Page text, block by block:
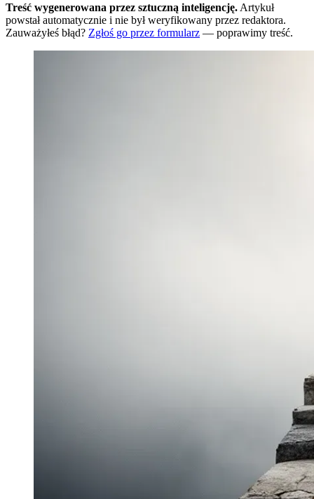
Treść wygenerowana przez sztuczną inteligencję. Artykuł
powstał automatycznie i nie był weryfikowany przez redaktora.
Zauważyłeś błąd? Zgłoś go przez formularz — poprawimy treść.